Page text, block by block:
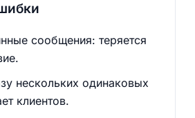
сообщения: теряется
нескольких одинаковых
клиентов.